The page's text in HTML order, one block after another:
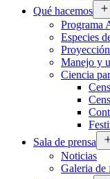
Qué hacemos
Programa
Especies
Manejo y
Ciencia
Sala de prensa
Noticias
Galeria de